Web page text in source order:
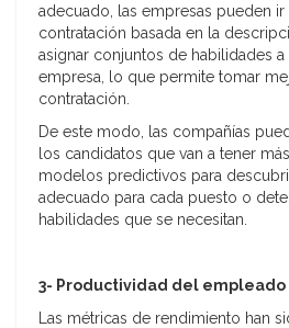
adecuado, las empresas pueden ir
contratación basada en la
asignar conjuntos de habilidades a
empresa, lo que permite tomar
contratación.
De este modo, las compañías
los candidatos que van a tener
modelos predictivos para
adecuado para cada puesto o
habilidades que se necesitan.
3- Productividad del empleado
Las métricas de rendimiento han